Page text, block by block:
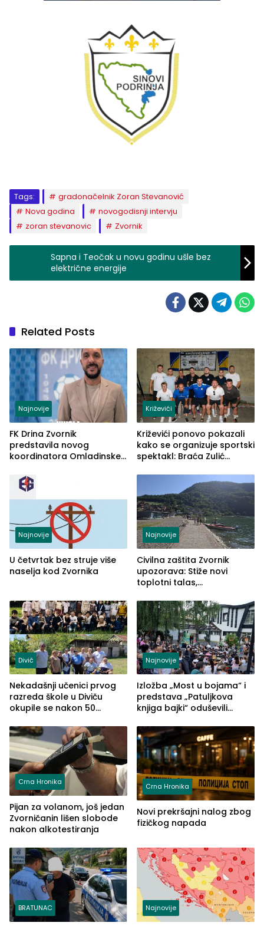
Tags:
gradonačelnik Zoran Stevanović
Nova godina
novogodisnji intervju
zoran stevanovic
Zvornik
Sapna i Teočak u novu godinu ušle bez
električne energije
Related Posts
Najnovije
FK Drina Zvornik
predstavila novog
koordinatora Omladinske
Križevići
Križevići ponovo pokazali
kako se organizuje sportski
spektakl: Braća Zulić
Najnovije
U četvrtak bez struje više
naselja kod Zvornika
Najnovije
Civilna zaštita Zvornik
upozorava: Stiže novi
toplotni talas,
Divič
Nekadašnji učenici prvog
razreda škole u Diviču
okupile se nakon 50
Pašić im održao čas
(FOTO)
Najnovije
Izložba „Most u bojama“ i
predstava „Patuljkova
knjiga bajki“ oduševili
Crna Hronika
Pijan za volanom, još jedan
Zvorničanin lišen slobode
nakon alkotestiranja
Crna Hronika
Novi prekršajni nalog zbog
fizičkog napada
BRATUNAC Najnovije